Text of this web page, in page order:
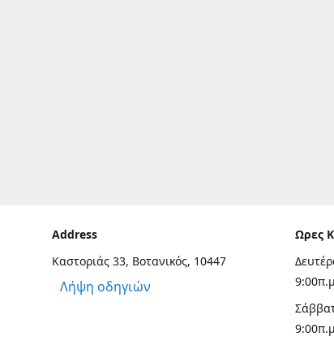
Address
Καστοριάς 33, Βοτανικός, 10447
Λήψη οδηγιών
Ωρες